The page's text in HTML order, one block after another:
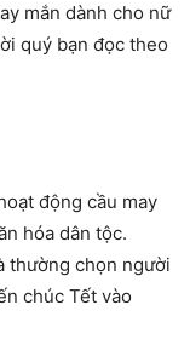
mắn dành cho nữ
quý bạn đọc theo
động cầu may
hóa dân tộc.
thường chọn người
chúc Tết vào